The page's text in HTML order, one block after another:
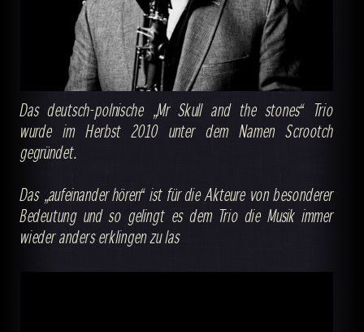
Das deutsch-polnische „Mr Skull and the stones“ Trio
wurde im Herbst 2010 unter dem Namen Scrootch
gegründet.
Das „aufeinander hören“ ist für die Akteure von besonderer
Bedeutung und so gelingt es dem Trio die Musik immer
wieder anders erklingen zu las